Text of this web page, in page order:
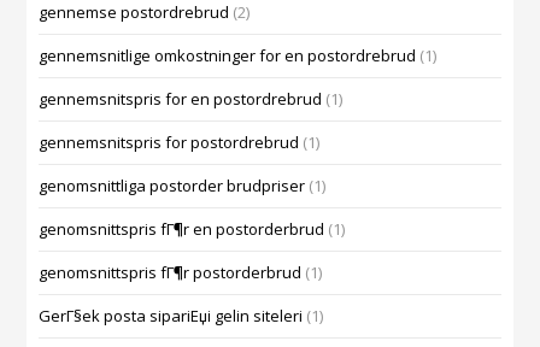
gennemse postordrebrud (2)
gennemsnitlige omkostninger for en postordrebrud (1)
gennemsnitspris for en postordrebrud (1)
gennemsnitspris for postordrebrud (1)
genomsnittliga postorder brudpriser (1)
genomsnittspris fГ¶r en postorderbrud (1)
genomsnittspris fГ¶r postorderbrud (1)
GerГ§ek posta sipariЕџi gelin siteleri (1)